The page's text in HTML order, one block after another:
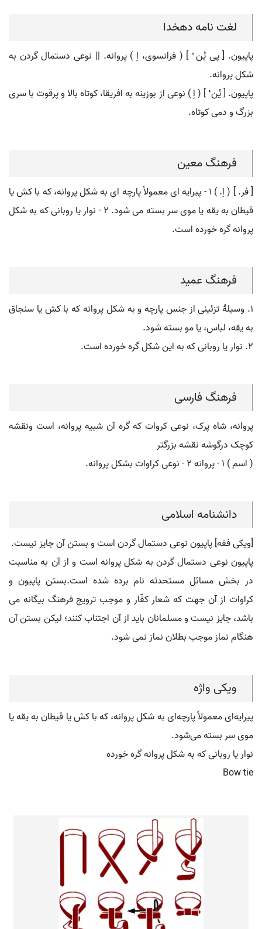
لغت نامه دهخدا
پاپیون. [ پی یُن ْ ] ( فرانسوی، اِ ) پروانه. || نوعی دستمال گردن به
شکل پروانه.
پاپیون. [ یُن ْ ] ( اِ ) نوعی از بوزینه به افریقا، کوتاه بالا و پرقوت با سری
بزرگ و دمی کوتاه.
فرهنگ معین
[ فر. ] ( اِ. ) ۱ - پیرایه ای معمولاً پارچه ای به شکل پروانه، که با کش یا
قیطان به یقه یا موی سر بسته می شود. ۲ - نوار یا روبانی که به شکل
پروانه گره خورده است.
فرهنگ عمید
۱. وسیلۀ تزئینی از جنس پارچه و به شکل پروانه که با کش یا سنجاق
به یقه، لباس، یا مو بسته شود.
۲. نوار یا روبانی که به این شکل گره خورده است.
فرهنگ فارسی
پروانه، شاه پرک، نوعی کروات که گره آن شبیه پروانه، است ونقشه
کوچک درگوشه نقشه بزرگتر
( اسم ) ۱ - پروانه ۲ - نوعی کراوات بشکل پروانه.
دانشنامه اسلامی
[ویکی فقه] پاپیون نوعی دستمال گردن است و بستن آن جایز نیست.
پاپیون نوعی دستمال گردن به شکل پروانه است و از آن به مناسبت
در بخش مسائل مستحدثه نام برده شده است.بستن پاپیون و
کراوات از آن جهت که شعار کفّار و موجب ترویج فرهنگ بیگانه می
باشد، جایز نیست و مسلمانان باید از آن اجتناب کنند؛ لیکن بستن آن
هنگام نماز موجب بطلان نماز نمی شود.
ویکی واژه
پیرایه‌ای معمولاً پارچه‌ای به شکل پروانه، که با کش یا قیطان به یقه یا
موی سر بسته می‌شود.
نوار یا روبانی که به شکل پروانه گره خورده‌
Bow tie